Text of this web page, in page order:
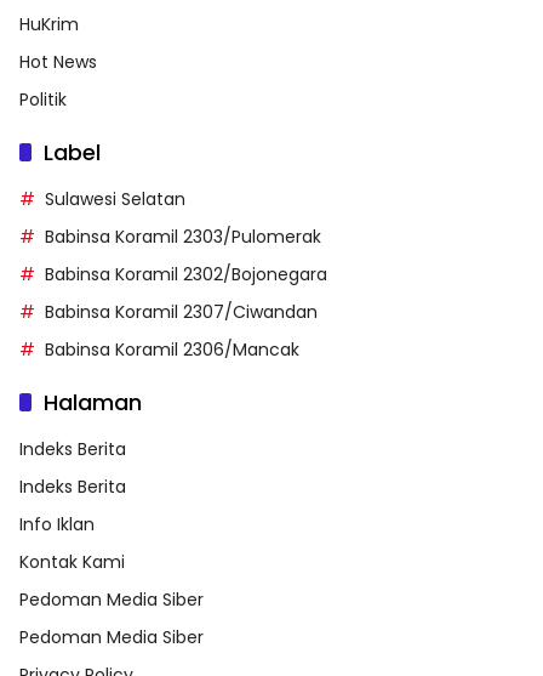
HuKrim
Hot News
Politik
Label
Sulawesi Selatan
Babinsa Koramil 2303/Pulomerak
Babinsa Koramil 2302/Bojonegara
Babinsa Koramil 2307/Ciwandan
Babinsa Koramil 2306/Mancak
Halaman
Indeks Berita
Indeks Berita
Info Iklan
Kontak Kami
Pedoman Media Siber
Pedoman Media Siber